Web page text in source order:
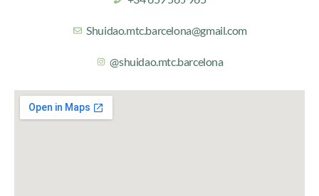
Shuidao.mtc.barcelona@gmail.com
@shuidao.mtc.barcelona